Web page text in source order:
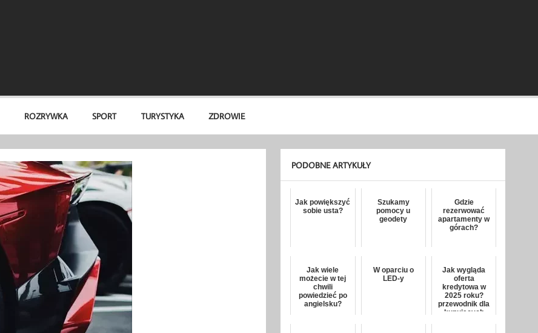
ROZRYWKA SPORT TURYSTYKA ZDROWIE
PODOBNE ARTYKUŁY
Jak powiększyć
sobie usta?
Szukamy
pomocy u
geodety
Gdzie
rezerwować
apartamenty w
górach?
Jak wiele
możecie w tej
chwili
powiedzieć po
angielsku?
W oparciu o
LED-y
Jak wygląda
oferta
kredytowa w
2025 roku?
przewodnik dla
kupujących